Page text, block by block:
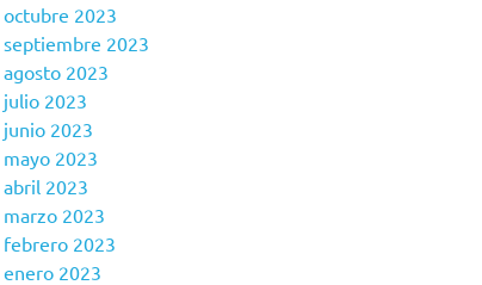
octubre 2023
septiembre 2023
agosto 2023
julio 2023
junio 2023
mayo 2023
abril 2023
marzo 2023
febrero 2023
enero 2023